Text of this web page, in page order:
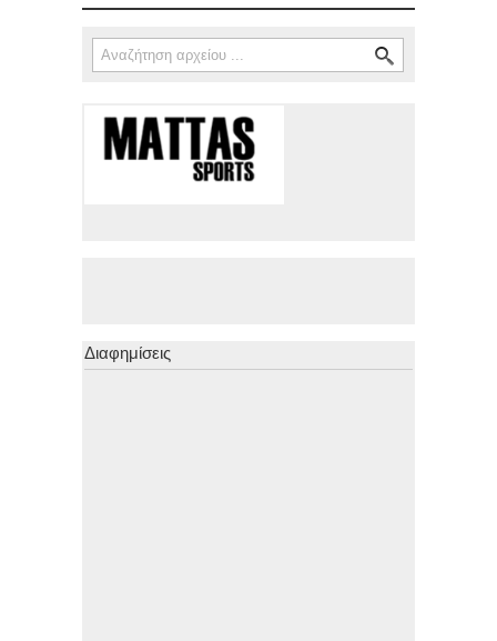
Φόρμα αναζήτησης
Αναζήτηση
Διαφημίσεις